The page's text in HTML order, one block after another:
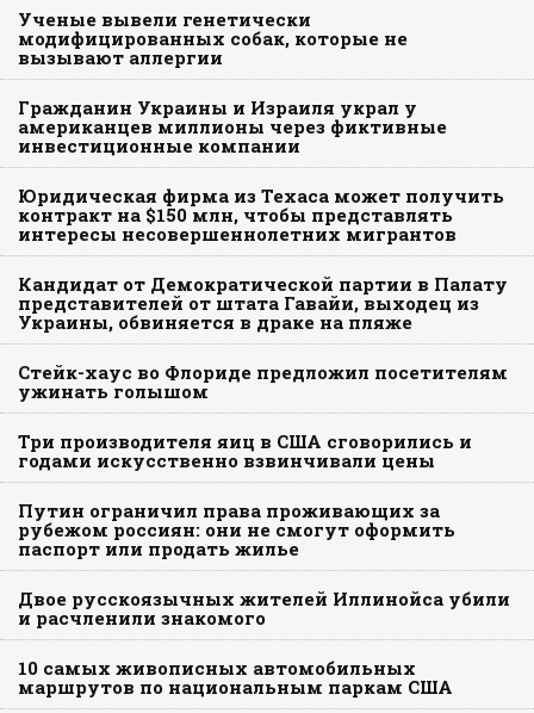
Ученые вывели генетически
модифицированных собак, которые не
вызывают аллергии
Гражданин Украины и Израиля украл у
американцев миллионы через фиктивные
инвестиционные компании
Юридическая фирма из Техаса может получить
контракт на $150 млн, чтобы представлять
интересы несовершеннолетних мигрантов
Кандидат от Демократической партии в Палату
представителей от штата Гавайи, выходец из
Украины, обвиняется в драке на пляже
Стейк-хаус во Флориде предложил посетителям
ужинать голышом
Три производителя яиц в США сговорились и
годами искусственно взвинчивали цены
Путин ограничил права проживающих за
рубежом россиян: они не смогут оформить
паспорт или продать жилье
Двое русскоязычных жителей Иллинойса убили
и расчленили знакомого
10 самых живописных автомобильных
маршрутов по национальным паркам США